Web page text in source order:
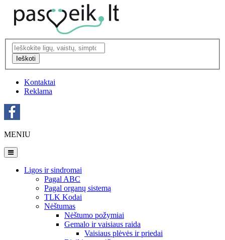
Ieškoti
Kontaktai
Reklama
MENIU
Ligos ir sindromai
Pagal ABC
Pagal organų sistemą
TLK Kodai
Nėštumas
Nėštumo požymiai
Gemalo ir vaisiaus raida
Vaisiaus plėvės ir priedai